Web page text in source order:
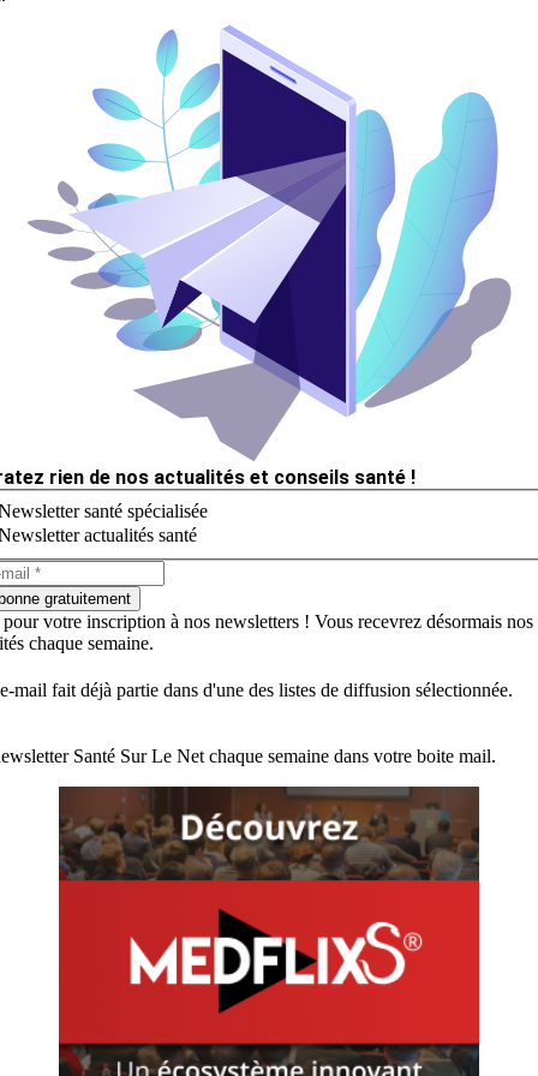
rien de nos actualités et conseils santé !
santé spécialisée
actualités santé
gratuitement
votre inscription à nos newsletters ! Vous recevrez désormais nos
chaque semaine.
mail fait déjà partie dans d'une des listes de diffusion sélectionnée.
Santé Sur Le Net chaque semaine dans votre boite mail.